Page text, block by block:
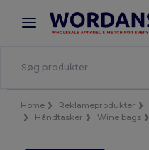
× Wordans-app
Bedre priser i appen!
Home Reklameprodukter
Håndtasker
Wine bags